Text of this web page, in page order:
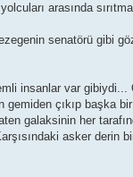
arasında
senatörü gibi
insanlar var gibiydi...
çıkıp başka
galaksinin her
asker derin